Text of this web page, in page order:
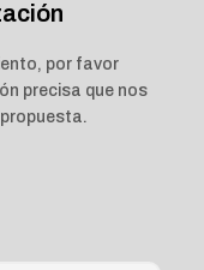
por favor
precisa que nos